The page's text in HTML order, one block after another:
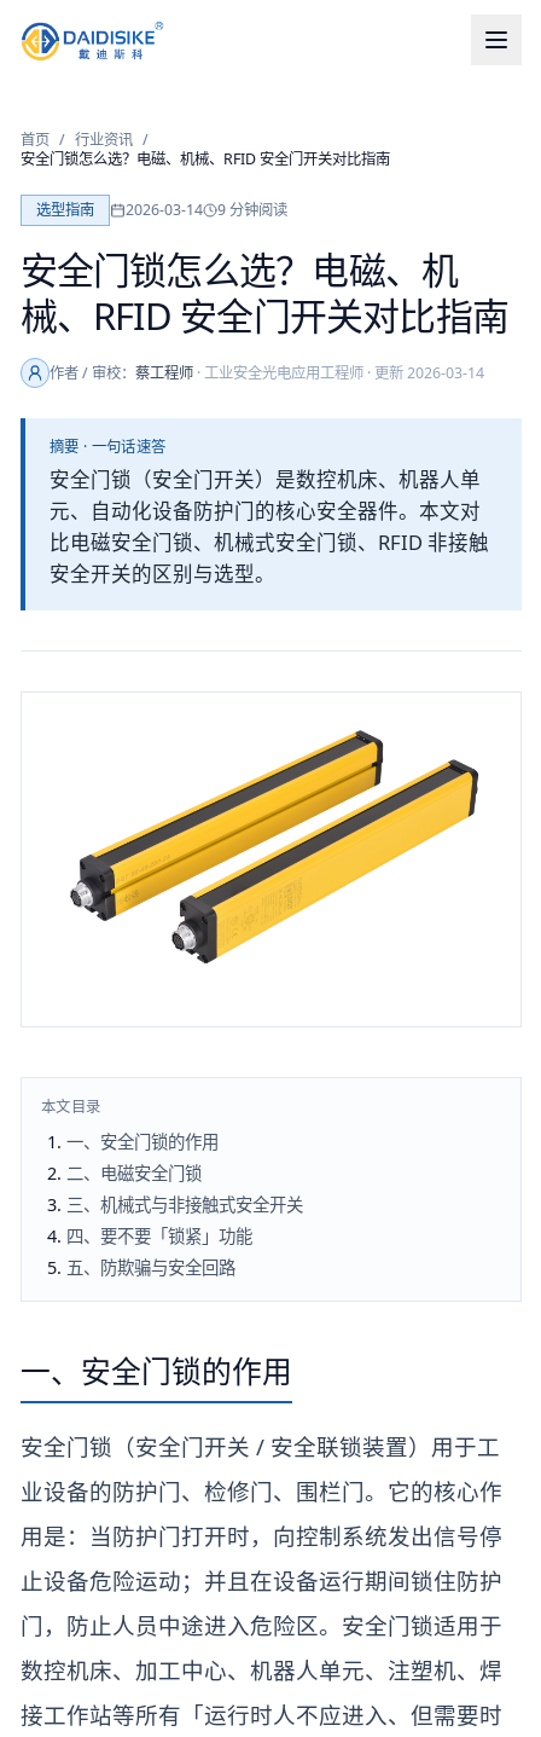
首页 / 行业资讯 /
安全门锁怎么选？电磁、机械、RFID 安全门开关对比指南
选型指南 2026-03-14 9分钟阅读
安全门锁怎么选？电磁、机
械、RFID 安全门开关对比指南
作者 / 审校：蔡工程师 ·工业安全光电应用工程师 · 更新2026-03-14
摘要 · 一句话速答
安全门锁（安全门开关）是数控机床、机器人单
元、自动化设备防护门的核心安全器件。本文对
比电磁安全门锁、机械式安全门锁、RFID 非接触
安全开关的区别与选型。
本文目录
一、安全门锁的作用
二、电磁安全门锁
三、机械式与非接触式安全开关
四、要不要「锁紧」功能
五、防欺骗与安全回路
一、安全门锁的作用
安全门锁（安全门开关 / 安全联锁装置）用于工
业设备的防护门、检修门、围栏门。它的核心作
用是：当防护门打开时，向控制系统发出信号停
止设备危险运动；并且在设备运行期间锁住防护
门，防止人员中途进入危险区。安全门锁适用于
数控机床、加工中心、机器人单元、注塑机、焊
接工作站等所有「运行时人不应进入、但需要时